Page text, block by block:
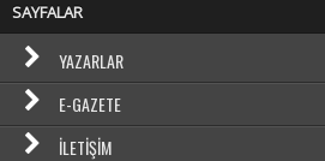
SAYFALAR
YAZARLAR
E-GAZETE
İLETIŞIM